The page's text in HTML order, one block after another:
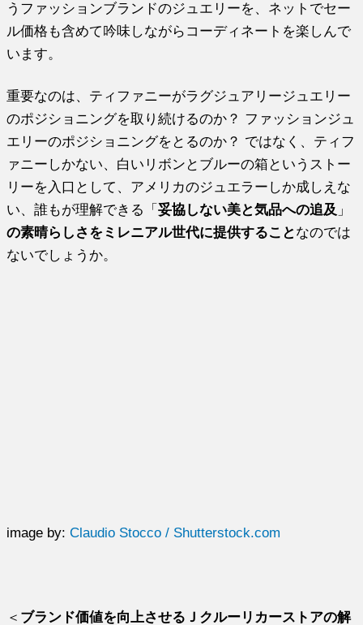
うファッションブランドのジュエリーを、ネットでセー
ル価格も含めて吟味しながらコーディネートを楽しんで
います。
重要なのは、ティファニーがラグジュアリージュエリー
のポジショニングを取り続けるのか？ ファッションジュ
エリーのポジショニングをとるのか？ ではなく、ティフ
ァニーしかない、白いリボンとブルーの箱というストー
リーを入口として、アメリカのジュエラーしか成しえな
い、誰もが理解できる「妥協しない美と気品への追及 」
の素晴らしさをミレニアル世代に提供することなのでは
ないでしょうか。
image by:Claudio Stocco / Shutterstock.com
＜ ブランド価値を向上させるＪクルーリカーストアの解